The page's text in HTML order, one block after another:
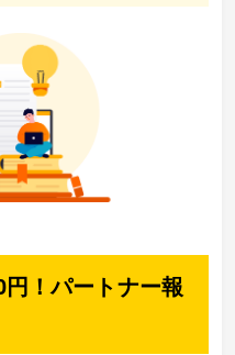
！パートナー報